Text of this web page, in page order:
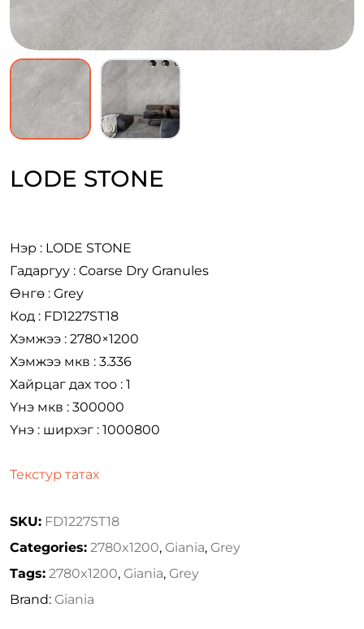
LODE STONE
Нэр : LODE STONE
Гадаргуу : Coarse Dry Granules
Өнгө : Grey
Код : FD1227ST18
Хэмжээ : 2780×1200
Хэмжээ мкв : 3.336
Хайрцаг дах тоо : 1
Үнэ мкв : 300000
Үнэ : ширхэг : 1000800
Текстур татах
SKU: FD1227ST18
Categories: 2780x1200, Giania, Grey
Tags: 2780x1200, Giania, Grey
Brand: Giania